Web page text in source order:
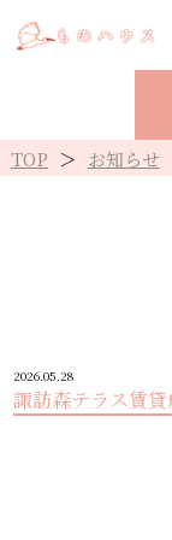
TOP ＞ お知らせ
2026.05.28
諏訪森テラス賃